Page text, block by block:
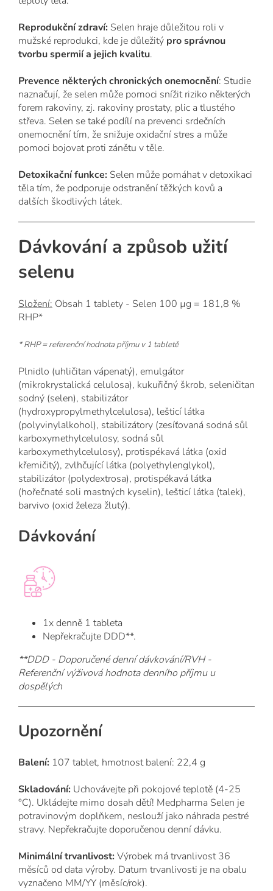
Reprodukční zdraví: Selen hraje důležitou roli v
mužské reprodukci, kde je důležitý pro správnou
tvorbu spermií a jejich kvalitu.
Prevence některých chronických onemocnění: Studie
naznačují, že selen může pomoci snížit riziko některých
forem rakoviny, zj. rakoviny prostaty, plic a tlustého
střeva. Selen se také podílí na prevenci srdečních
onemocnění tím, že snižuje oxidační stres a může
pomoci bojovat proti zánětu v těle.
Detoxikační funkce: Selen může pomáhat v detoxikaci
těla tím, že podporuje odstranění těžkých kovů a
dalších škodlivých látek.
Dávkování a způsob užití
selenu
Složení: Obsah 1 tablety - Selen 100 µg = 181,8 %
RHP*
* RHP = referenční hodnota příjmu v 1 tabletě
Plnidlo (uhličitan vápenatý), emulgátor
(mikrokrystalická celulosa), kukuřičný škrob, seleničitan
sodný (selen), stabilizátor
(hydroxypropylmethylcelulosa), lešticí látka
(polyvinylalkohol), stabilizátory (zesíťovaná sodná sůl
karboxymethylcelulosy, sodná sůl
karboxymethylcelulosy), protispékavá látka (oxid
křemičitý), zvlhčující látka (polyethylenglykol),
stabilizátor (polydextrosa), protispékavá látka
(hořečnaté soli mastných kyselin), lešticí látka (talek),
barvivo (oxid železa žlutý).
Dávkování
1x denně 1 tableta
Nepřekračujte DDD**.
**DDD - Doporučené denní dávkování/RVH -
Referenční výživová hodnota denního příjmu u
dospělých
Upozornění
Balení: 107 tablet, hmotnost balení: 22,4 g
Skladování: Uchovávejte při pokojové teplotě (4-25
°C). Ukládejte mimo dosah dětí! Medpharma Selen je
potravinovým doplňkem, neslouží jako náhrada pestré
stravy. Nepřekračujte doporučenou denní dávku.
Minimální trvanlivost:Výrobek má trvanlivost 36
měsíců od data výroby. Datum trvanlivosti je na obalu
vyznačeno MM/YY (měsíc/rok).